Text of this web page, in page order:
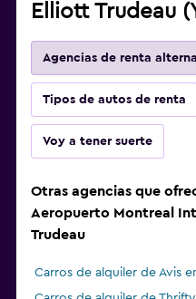
Elliott Trudeau
Agencias de renta
Tipos de autos de renta
Voy a tener suerte
Otras agencias que
Aeropuerto Montreal
Trudeau
Carros de alquiler de Avis